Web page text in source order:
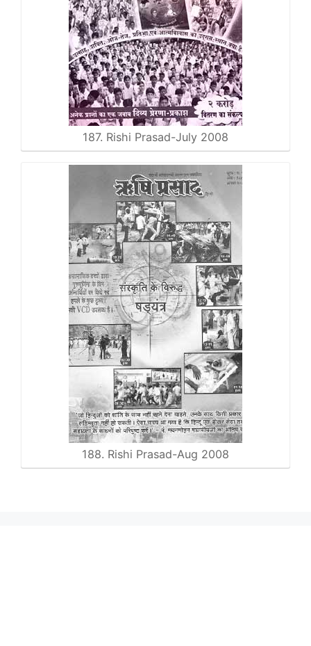
187. Rishi Prasad-July 2008
188. Rishi Prasad-Aug 2008